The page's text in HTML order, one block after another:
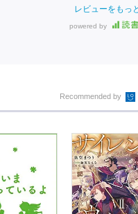
レビューをもっ
powered by
Recommended by